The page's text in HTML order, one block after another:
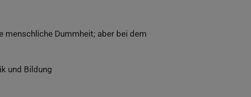
menschliche Dummheit; aber bei dem
und Bildung